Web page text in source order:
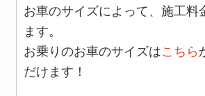
お車のサイズによって、施工料
ます。
お乗りのお車のサイズはこちら
だけます！